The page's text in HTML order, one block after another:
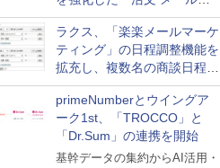
送信防止アドインサービス」
を提供
ラクス、「楽楽メールマーケ
ティング」の日程調整機能を
拡充し、複数名の商談日程調
整を効率化
primeNumberとウイングア
ーク1st、「TROCCO」と
「Dr.Sum」の連携を開始
基幹データの集約からAI活用・